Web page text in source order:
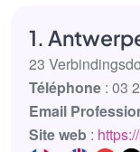
1.
23
Téléphone : 03
Email
Site web :